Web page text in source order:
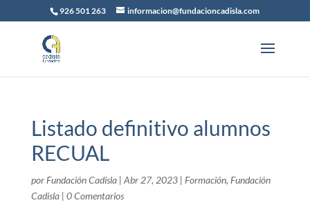
926 501 263 informacion@fundacioncadisla.com
Listado definitivo alumnos
RECUAL
por Fundación Cadisla| Abr 27, 2023| Formación, Fundación
Cadisla| 0 Comentarios